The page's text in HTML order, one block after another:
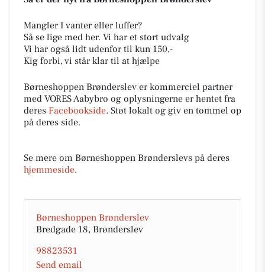
Mangler I vanter eller luffer?
Så se lige med her. Vi har et stort udvalg
Vi har også lidt udenfor til kun 150,-
Kig forbi, vi står klar til at hjælpe
Børneshoppen Brønderslev er kommerciel partner
med VORES Aabybro og oplysningerne er hentet fra
deres Facebookside. Støt lokalt og giv en tommel op
på deres side.
Se mere om Børneshoppen Brønderslevs på deres
hjemmeside.
Børneshoppen Brønderslev
Bredgade 18, Brønderslev
98823531
Send email